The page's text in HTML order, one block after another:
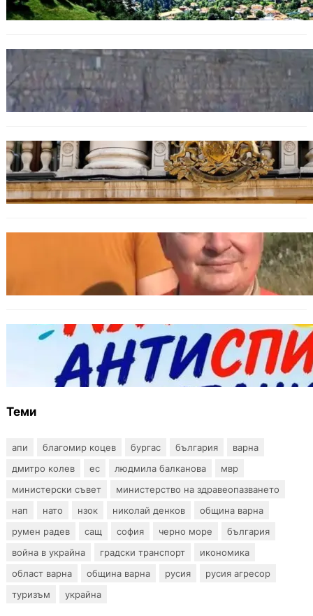
БЪЛГАРИЯ
Ограничават движението по улица
„Вълноломна“ във Варна
БЪЛГАРИЯ
Дрон навлезе в България край границата с
Румъния
МЗХ: Ловните билети ще могат да се
издават онлайн
БЪЛГАРИЯ
Варна предлага безплатни и анонимни
тестове за ХИВ и други инфекции през
август
Теми
апи благомир коцев бургас българия
варна
дмитро колев
ес людмила балканова
мвр
министерски съвет
министерство на здравеопазването
нап
нато нзок николай денков
община варна
румен радев
сащ софия черно море
българия
война в украйна
градски транспорт
икономика
област варна
община варна русия
русия агресор
туризъм
украйна